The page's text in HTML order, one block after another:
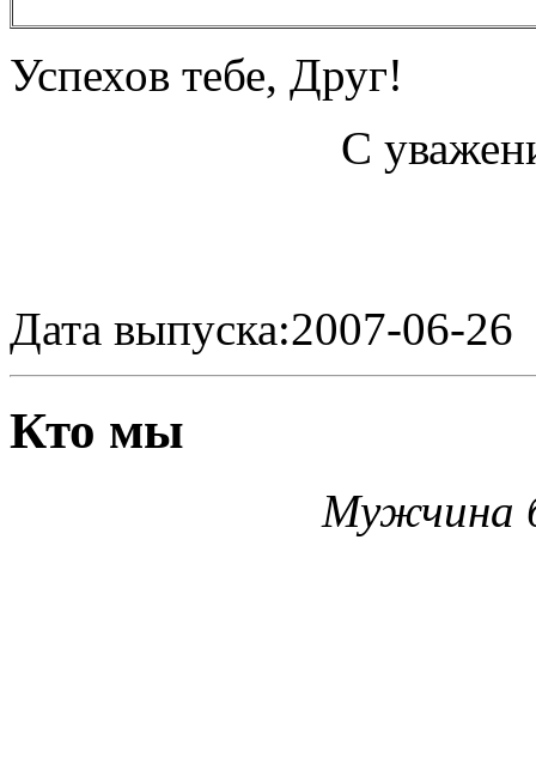
Успехов тебе, Друг!
С
Дата выпуска:2007-06-26
Кто мы
Мужчина